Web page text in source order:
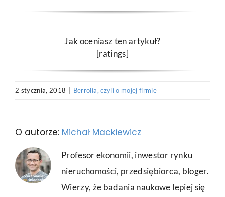
Jak oceniasz ten artykuł?
[ratings]
2 stycznia, 2018 Berrolia, czyli o mojej firmie
O autorze: Michał Mackiewicz
Profesor ekonomii, inwestor rynku
nieruchomości, przedsiębiorca, bloger.
Wierzy, że badania naukowe lepiej się